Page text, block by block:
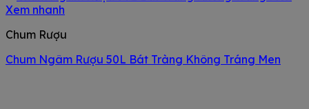
Xem nhanh
Chum Rượu
Chum Ngâm Rượu 50L Bát Tràng Không Tráng Men